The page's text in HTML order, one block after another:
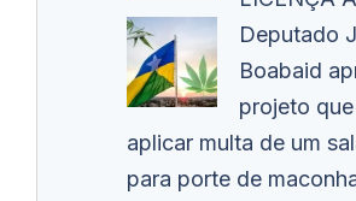
Deputado
Boabaid
projeto
aplicar multa de um
para porte de